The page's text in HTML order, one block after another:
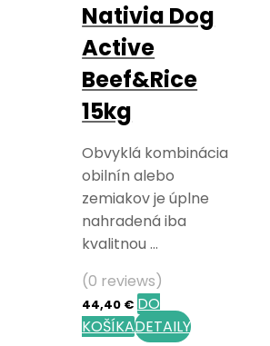
Nativia Dog
Active
Beef&Rice
15kg
Obvyklá kombinácia
obilnín alebo
zemiakov je úplne
nahradená iba
kvalitnou …
(0 reviews)
44,40 € DO
KOŠÍKADETAILY